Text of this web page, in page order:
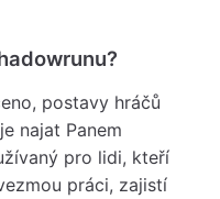
postavy hráčů
najat Panem
pro lidi, kteří
práci, zajistí